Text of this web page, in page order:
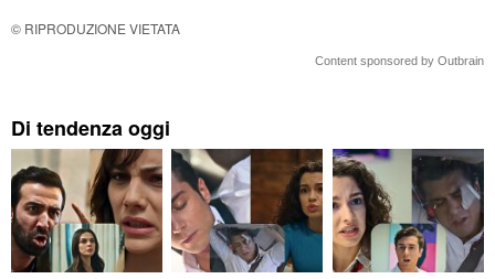
© RIPRODUZIONE VIETATA
Content sponsored by Outbrain
Di tendenza oggi